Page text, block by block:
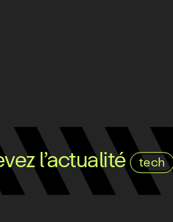
l’actualité tech